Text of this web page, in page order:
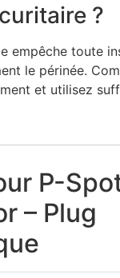
?
empêche toute
le périnée.
et utilisez
P-
– Plug